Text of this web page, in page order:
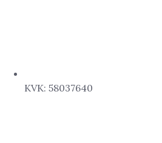
KVK: 58037640